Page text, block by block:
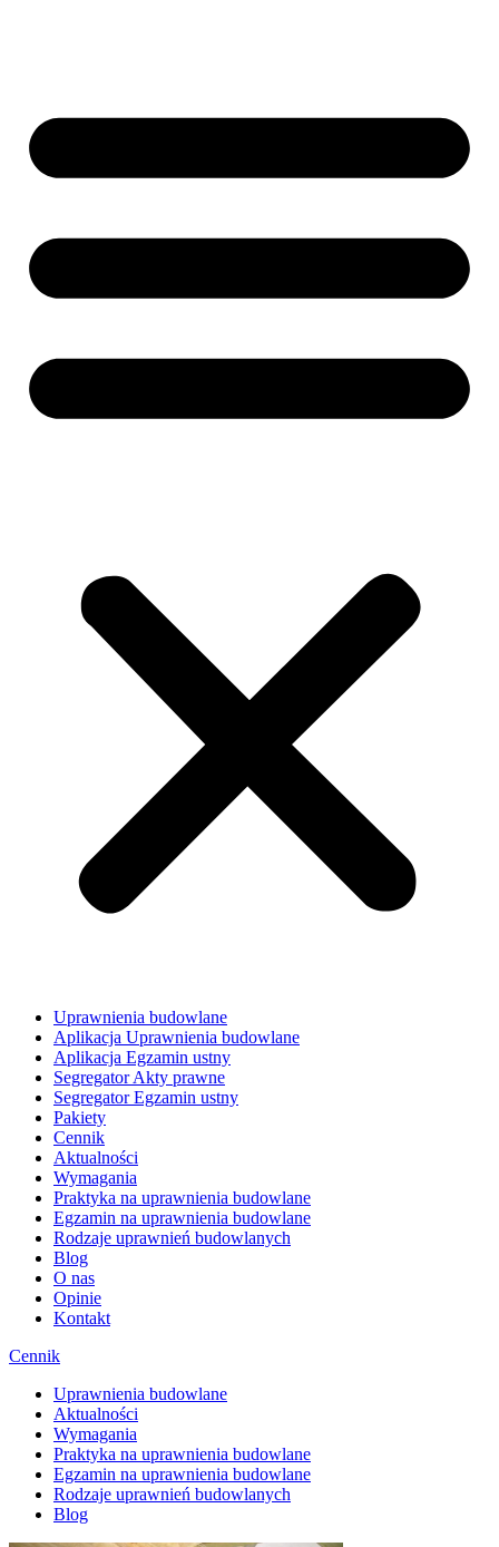
Uprawnienia budowlane
Aplikacja Uprawnienia budowlane
Aplikacja Egzamin ustny
Segregator Akty prawne
Segregator Egzamin ustny
Pakiety
Cennik
Aktualności
Wymagania
Praktyka na uprawnienia budowlane
Egzamin na uprawnienia budowlane
Rodzaje uprawnień budowlanych
Blog
O nas
Opinie
Kontakt
Cennik
Uprawnienia budowlane
Aktualności
Wymagania
Praktyka na uprawnienia budowlane
Egzamin na uprawnienia budowlane
Rodzaje uprawnień budowlanych
Blog